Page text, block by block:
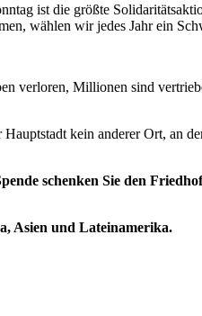
ist die größte
wählen wir jedes Jahr ein
verloren, Millionen sind
kein anderer Ort, an
schenken Sie den
Asien und Lateinamerika.